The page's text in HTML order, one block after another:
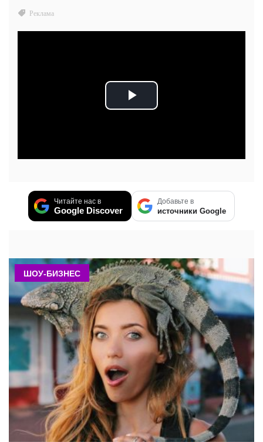
Читайте нас в
Google Discover
Добавьте в
источники Google
ШОУ-БИЗНЕС